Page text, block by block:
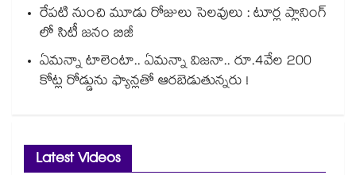
రేపటి నుంచి మూడు రోజులు సెలవులు : టూర్ల ప్లానింగ్
లో సిటీ జనం బిజీ
ఏమన్నా టాలెంటా.. ఏమన్నా విజనా.. రూ.4వేల 200
కోట్ల రోడ్డును ఫ్యాన్లతో ఆరబెడుతున్నరు !
Latest Videos